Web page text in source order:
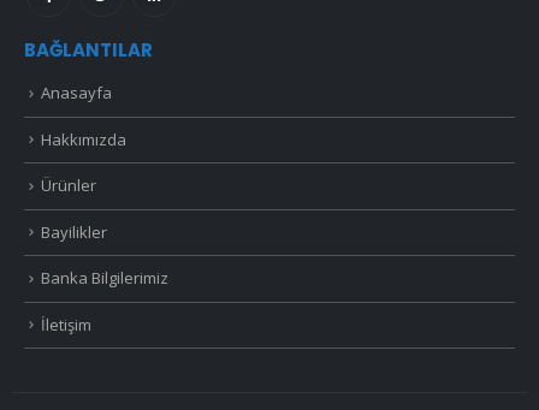
BAĞLANTILAR
Anasayfa
Hakkımızda
Ürünler
Bayilikler
Banka Bilgilerimiz
İletişim